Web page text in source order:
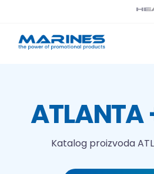
content
Tehnologije tiska
ATLANTA
Katalog proizvoda